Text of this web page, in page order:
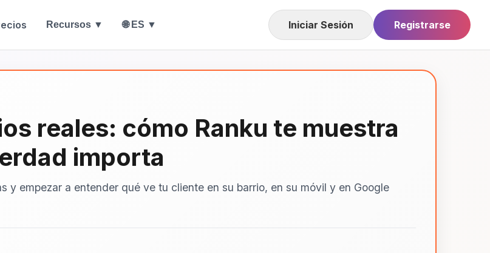
Recursos ▼ 🌐 ES ▼ Iniciar Sesión Registrarse
reales: cómo Ranku te muestra
importa
y empezar a entender qué ve tu cliente en su barrio, en su móvil y en Google